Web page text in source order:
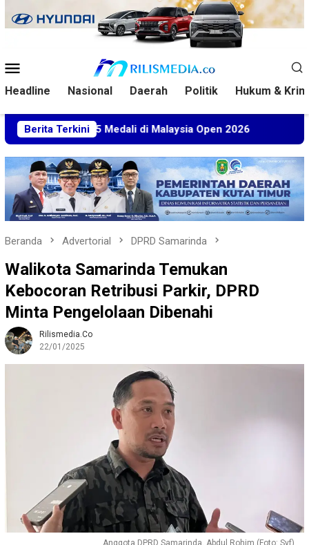
ke
Mobile
Headline Nasional Daerah Politik Hukum &
Berita Terkini
5 Medali di Malaysia Open 2026 Kuasa Hukum
Beranda Advertorial DPRD Samarinda
Walikota Samarinda Temukan
Kebocoran Retribusi Parkir, DPRD
Minta Pengelolaan Dibenahi
Rilismedia.co
22/01/2025
Anggota DPRD Samarinda, Abdul Rohim.(Foto: Syf)